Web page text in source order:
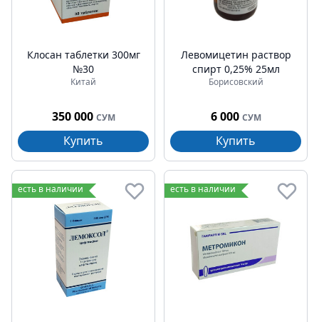
Клосан таблетки 300мг
№30
Китай
350 000 СУМ
Купить
Левомицетин раствор
спирт 0,25% 25мл
Борисовский
6 000 СУМ
Купить
есть в наличии есть в наличии